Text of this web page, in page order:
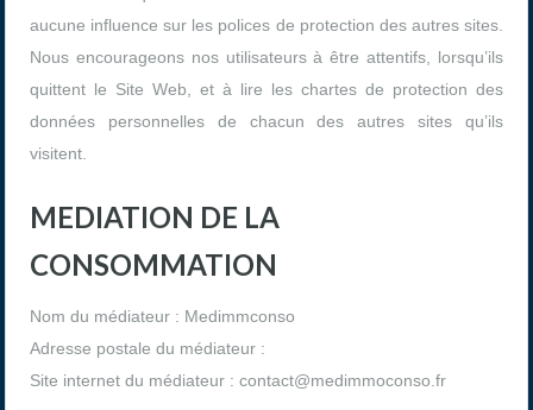
aucune influence sur les polices de protection des autres sites.
Nous encourageons nos utilisateurs à être attentifs, lorsqu’ils
quittent le Site Web, et à lire les chartes de protection des
données personnelles de chacun des autres sites qu’ils
visitent.
MEDIATION DE LA
CONSOMMATION
Nom du médiateur : Medimmconso
Adresse postale du médiateur :
Site internet du médiateur : contact@medimmoconso.fr